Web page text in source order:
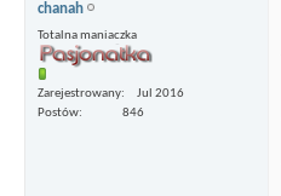
chanah
Totalna maniaczka
Zarejestrowany
Jul 2016
Postów
846